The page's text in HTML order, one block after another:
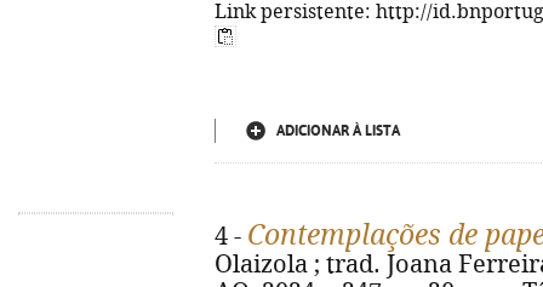
Link persistente: http://
ADICIONAR À LISTA
4 - Contemplações de
Olaizola ; trad. Joana